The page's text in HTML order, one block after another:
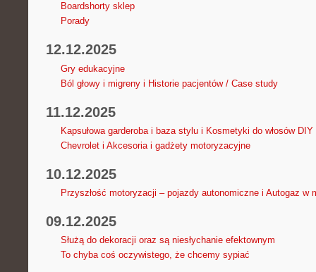
Boardshorty sklep
Porady
12.12.2025
Gry edukacyjne
Ból głowy i migreny i Historie pacjentów / Case study
11.12.2025
Kapsułowa garderoba i baza stylu i Kosmetyki do włosów DIY
Chevrolet i Akcesoria i gadżety motoryzacyjne
10.12.2025
Przyszłość motoryzacji – pojazdy autonomiczne i Autogaz w
09.12.2025
Służą do dekoracji oraz są niesłychanie efektownym
To chyba coś oczywistego, że chcemy sypiać